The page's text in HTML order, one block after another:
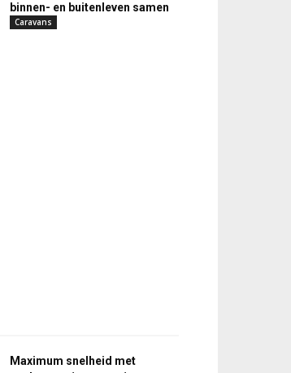
binnen- en buitenleven samen
Caravans
Maximum snelheid met